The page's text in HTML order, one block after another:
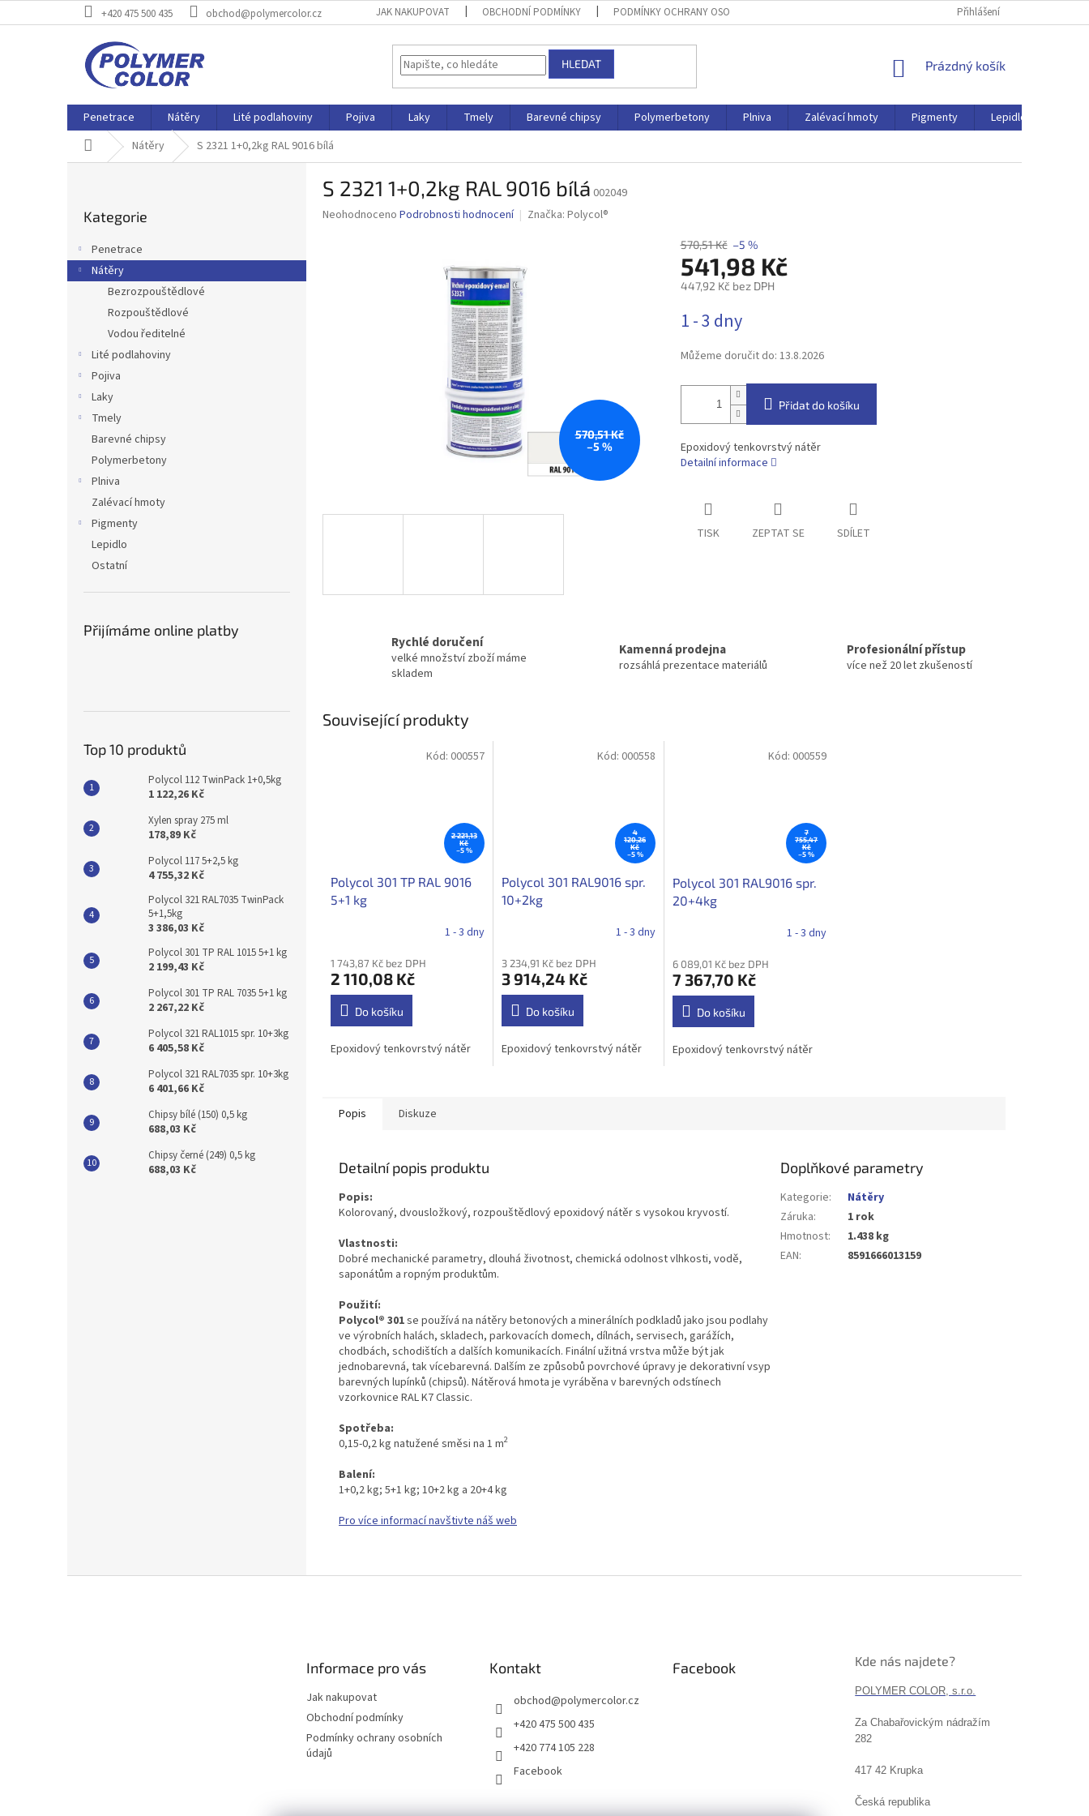
na
+420 475 500 435 obchod@polymercolor.cz JAK NAKUPOVAT OBCHODNÍ PODMÍNKY PODMÍNKY OCHRANY OSOBNÍCH ÚDAJŮ Přihlášení
HLEDAT
NÁKUPNÍ
Prázdný košík
Penetrace Nátěry Lité podlahoviny Pojiva Laky Tmely Barevné chipsy Polymerbetony Plniva Zalévací hmoty Pigmenty Lepidlo
Domů Nátěry S 2321 1+0,2kg RAL 9016 bílá
a
n
kategorie
Kategorie
Penetrace
Nátěry
Bezrozpouštědlové
Rozpouštědlové
Vodou ředitelné
Lité podlahoviny
Pojiva
Laky
Tmely
Barevné chipsy
Polymerbetony
Plniva
Zalévací hmoty
Pigmenty
Lepidlo
Ostatní
Přijímáme online platby
Top 10 produktů
Polycol 112 TwinPack 1+0,5kg
1 122,26 Kč
Xylen spray 275 ml
178,89 Kč
Polycol 117 5+2,5 kg
4 755,32 Kč
Polycol 321 RAL7035 TwinPack
5+1,5kg
3 386,03 Kč
Polycol 301 TP RAL 1015 5+1 kg
2 199,43 Kč
Polycol 301 TP RAL 7035 5+1 kg
2 267,22 Kč
Polycol 321 RAL1015 spr. 10+3kg
6 405,58 Kč
Polycol 321 RAL7035 spr. 10+3kg
6 401,66 Kč
Chipsy bílé (150) 0,5 kg
688,03 Kč
Chipsy černé (249) 0,5 kg
688,03 Kč
S 2321 1+0,2kg RAL 9016 bílá 002049
Průměrné
Neohodnoceno Podrobnosti hodnocení Značka: Polycol®
570,51 Kč
–5 %
570,51 Kč –5 %
541,98 Kč
447,92 Kč bez DPH
cena:
1 - 3 dny
Můžeme doručit do: 13.8.2026
Přidat do košíku
Epoxidový tenkovrstvý nátěr
Detailní informace
TISK ZEPTAT SE SDÍLET
Rychlé doručení
velké množství zboží máme
skladem
Kamenná prodejna
rozsáhlá prezentace materiálů
Profesionální přístup
více než 20 let zkušeností
Související produkty
2 221,13
Kč
–5 %
Polycol 301 TP RAL 9016
5+1 kg
1 - 3 dny
1 743,87 Kč bez DPH
2 110,08 Kč
Do košíku
Epoxidový tenkovrstvý nátěr
Kód: 000557
4
120,26
Kč
–5 %
Polycol 301 RAL9016 spr.
10+2kg
1 - 3 dny
3 234,91 Kč bez DPH
3 914,24 Kč
Do košíku
Epoxidový tenkovrstvý nátěr
Kód: 000558
7
755,47
Kč
–5 %
Polycol 301 RAL9016 spr.
20+4kg
1 - 3 dny
6 089,01 Kč bez DPH
7 367,70 Kč
Do košíku
Epoxidový tenkovrstvý nátěr
Kód: 000559
Popis Diskuze
Detailní popis produktu
Popis:
Kolorovaný, dvousložkový, rozpouštědlový epoxidový nátěr s vysokou kryvostí.
Vlastnosti:
Dobré mechanické parametry, dlouhá životnost, chemická odolnost vlhkosti, vodě,
saponátům a ropným produktům.
Použití:
Polycol® 301se používá na nátěry betonových a minerálních podkladů jako jsou podlahy
ve výrobních halách, skladech, parkovacích domech, dílnách, servisech, garážích,
chodbách, schodištích a dalších komunikacích. Finální užitná vrstva může být jak
jednobarevná, tak vícebarevná. Dalším ze způsobů povrchové úpravy je dekorativní vsyp
barevných lupínků (chipsů). Nátěrová hmota je vyráběna v barevných odstínech
vzorkovnice RAL K7 Classic.
Spotřeba:
0,15-0,2 kg natužené směsi na 1 m2
Balení:
1+0,2 kg; 5+1 kg; 10+2 kg a 20+4 kg
Pro více informací navštivte náš web
Doplňkové parametry
Kategorie:
Nátěry
Záruka:
1 rok
Hmotnost:
1.438 kg
EAN: 8591666013159
Informace pro vás
Jak nakupovat
Obchodní podmínky
Podmínky ochrany osobních
údajů
Kontakt
obchod@polymercolor.cz
+420 475 500 435
+420 774 105 228
Facebook
Facebook Kde nás najdete?
POLYMER COLOR, s.r.o.
Za Chabařovickým nádražím
282
417 42 Krupka
Česká republika